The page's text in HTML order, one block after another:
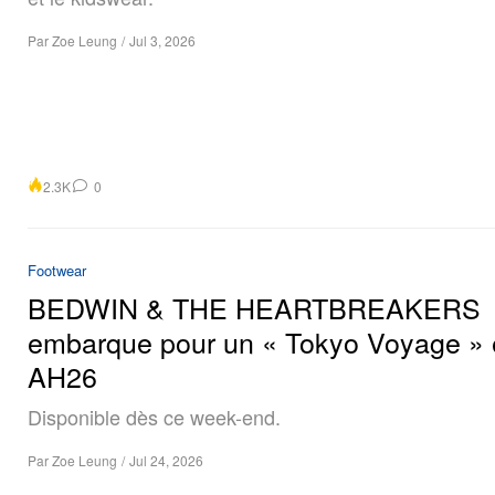
ParZoe Leung / Jul 3, 2026
2.3K 0
Footwear
BEDWIN & THE HEARTBREAKERS
embarque pour un « Tokyo Voyage »
AH26
Disponible dès ce week-end.
ParZoe Leung / Jul 24, 2026